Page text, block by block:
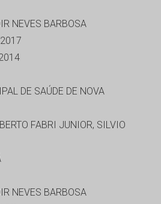
NEVES BARBOSA
DE SAÚDE DE NOVA
FABRI JUNIOR, SILVIO
NEVES BARBOSA